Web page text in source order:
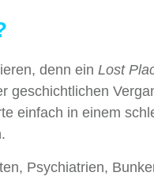
denn ein Lost
geschichtlichen
einfach in einem
Psychiatrien,